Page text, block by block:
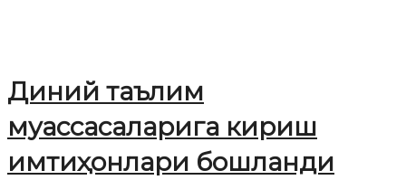
Диний таълим
муассасаларига кириш
имтиҳонлари бошланди